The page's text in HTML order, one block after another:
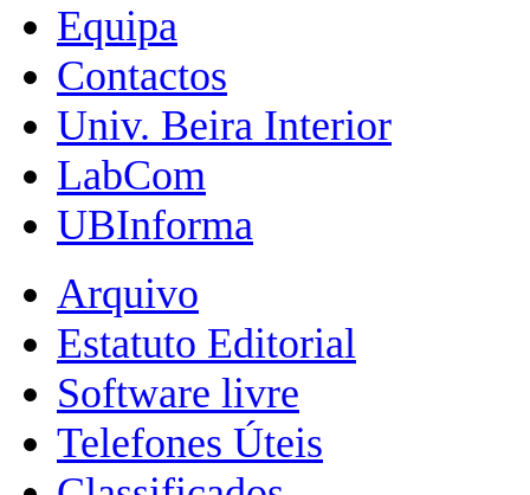
Equipa
Contactos
Univ. Beira Interior
LabCom
UBInforma
Arquivo
Estatuto Editorial
Software livre
Telefones Úteis